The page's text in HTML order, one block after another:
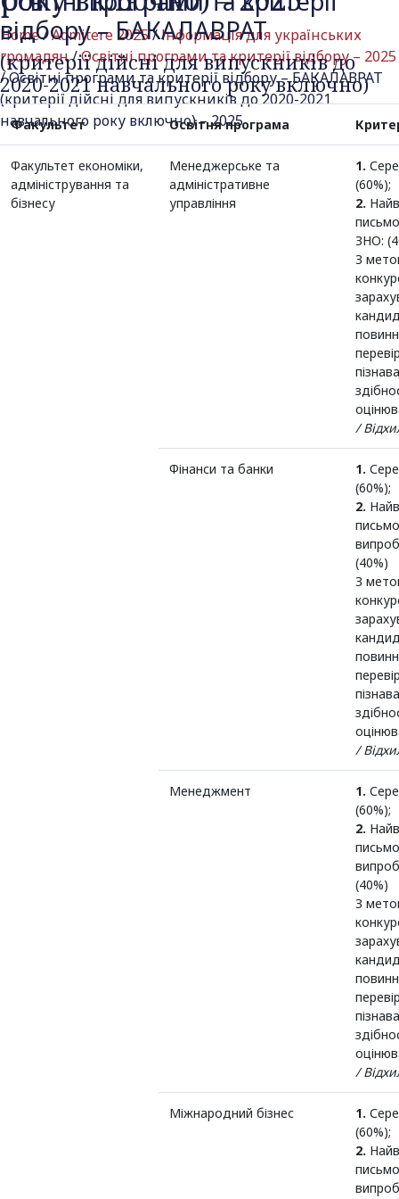
Home/Admitere 2025/Інформація для українських
громадян/Освітні програми та критерії відбору – 2025
/Освітні програми та критерії відбору – БАКАЛАВРАТ
(критерії дійсні для випускників до 2020-2021
навчального року включно) – 2025
відбору – БАКАЛАВРАТ
(критерії дійсні для випускників до
2020-2021 навчального року включно)
Факультет Освітня програма
Факультет економіки,
адміністрування та
бізнесу
Менеджерське та
адміністративне
управління
1.
(60%);
2.
ЗНО:
З
/
Фінанси та банки 1.
(60%);
2.
(40%)
З
/
Менеджмент 1.
(60%);
2.
(40%)
З
/
Міжнародний бізнес 1.
(60%);
2.